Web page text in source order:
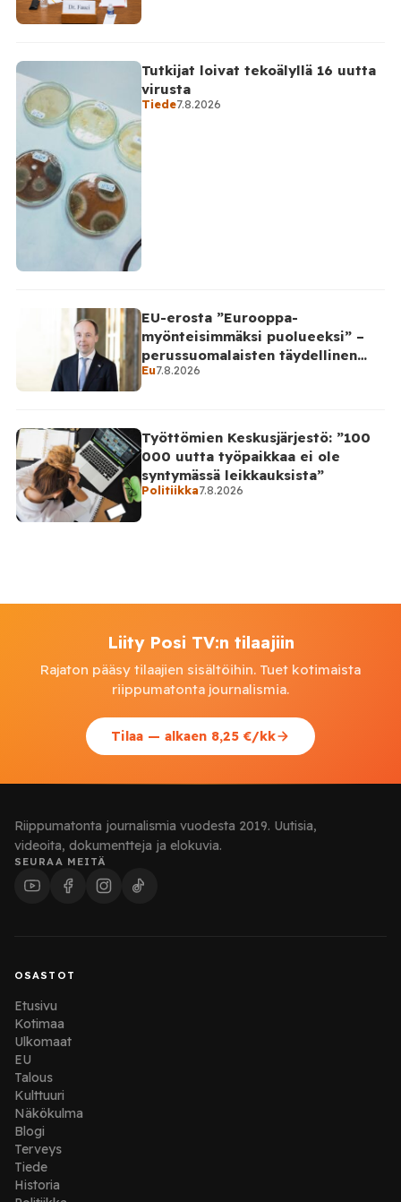
Tutkijat loivat tekoälyllä 16 uutta
virusta
Tiede7.8.2026
EU-erosta ”Eurooppa-
myönteisimmäksi puolueeksi” –
perussuomalaisten täydellinen
takinkääntö
Eu7.8.2026
Työttömien Keskusjärjestö: ”100
000 uutta työpaikkaa ei ole
syntymässä leikkauksista”
Politiikka7.8.2026
Liity Posi TV:n tilaajiin
Rajaton pääsy tilaajien sisältöihin. Tuet kotimaista
riippumatonta journalismia.
Tilaa — alkaen 8,25 €/kk
Riippumatonta journalismia vuodesta 2019. Uutisia,
videoita, dokumentteja ja elokuvia.
SEURAA MEITÄ
OSASTOT
Etusivu
Kotimaa
Ulkomaat
EU
Talous
Kulttuuri
Näkökulma
Blogi
Terveys
Tiede
Historia